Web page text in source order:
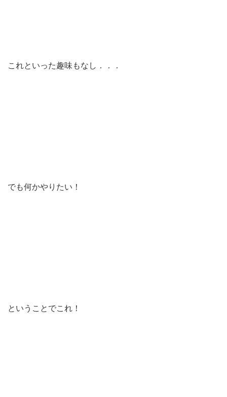
これといった趣味もなし．．．
でも何かやりたい！
ということでこれ！